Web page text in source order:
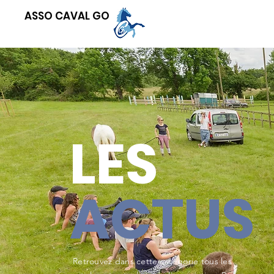
ASSO CAVAL GO
LES
ACTUS
Retrouvez dans cette catégorie tous les